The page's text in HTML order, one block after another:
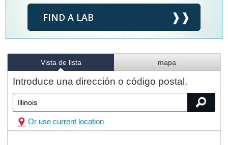
FIND A LAB
Vista de lista mapa
Introduce una dirección o código postal.
Or use current location